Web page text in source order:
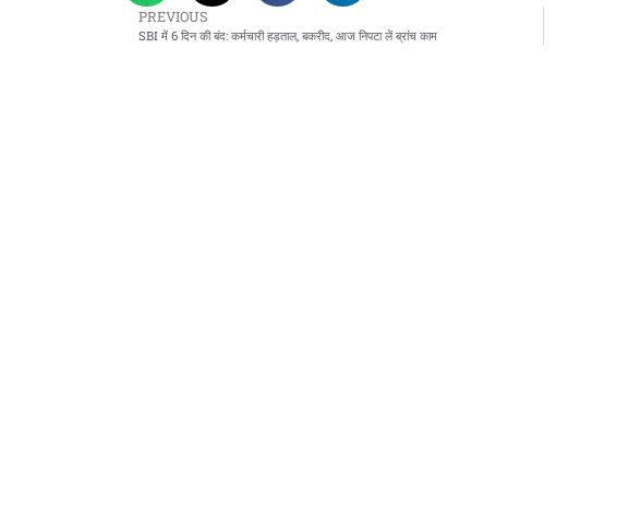
PREVIOUS
SBI में 6 दिन की बंद: कर्मचारी हड़ताल, बकरीद, आज निपटा लें ब्रांच काम